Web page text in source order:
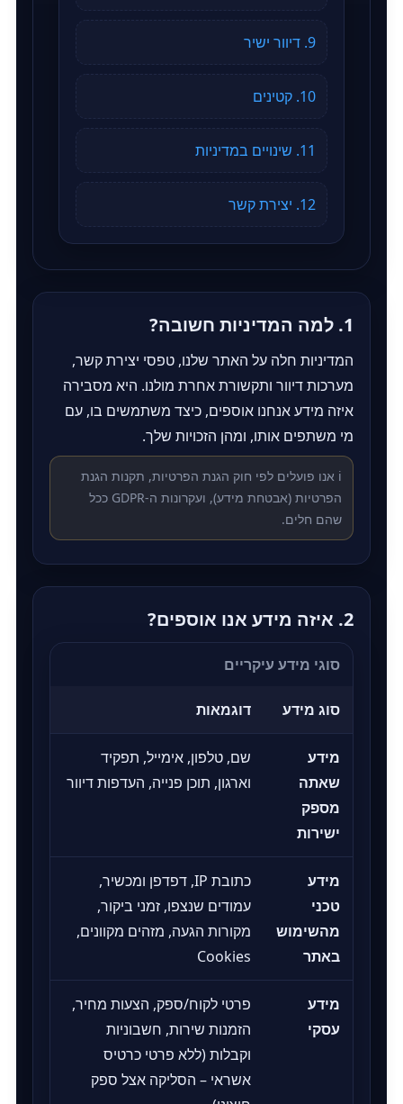
9. דיוור ישיר
10. קטינים
11. שינויים במדיניות
12. יצירת קשר
1. למה המדיניות חשובה?
המדיניות חלה על האתר שלנו, טפסי יצירת קשר,
מערכות דיוור ותקשורת אחרת מולנו. היא מסבירה
איזה מידע אנחנו אוספים, כיצד משתמשים בו, עם
מי משתפים אותו, ומהן הזכויות שלך.
ℹ️ אנו פועלים לפי חוק הגנת הפרטיות, תקנות הגנת
הפרטיות (אבטחת מידע), ועקרונות ה‑GDPR ככל
שהם חלים.
2. איזה מידע אנו אוספים?
סוגי מידע עיקריים
סוג מידע דוגמאות
מידע
שאתה
מספק
ישירות
שם, טלפון, אימייל, תפקיד
וארגון, תוכן פנייה, העדפות דיוור
מידע
טכני
מהשימוש
באתר
כתובת IP, דפדפן ומכשיר,
עמודים שנצפו, זמני ביקור,
מקורות הגעה, מזהים מקוונים,
Cookies
מידע
עסקי
פרטי לקוח/ספק, הצעות מחיר,
הזמנות שירות, חשבוניות
וקבלות (ללא פרטי כרטיס
אשראי – הסליקה אצל ספק